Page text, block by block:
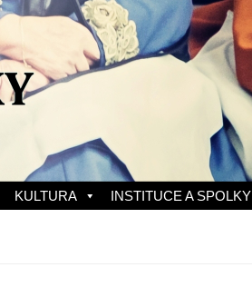
KULTURA INSTITUCE A SPOLKY